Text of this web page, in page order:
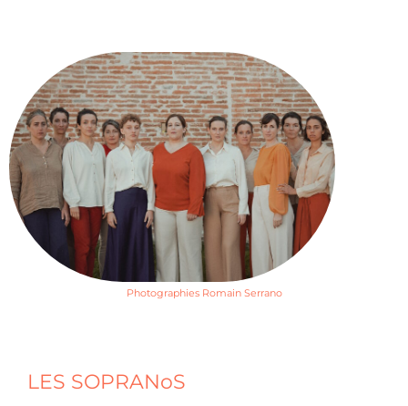
Photographies Romain Serrano
LES SOPRANoS